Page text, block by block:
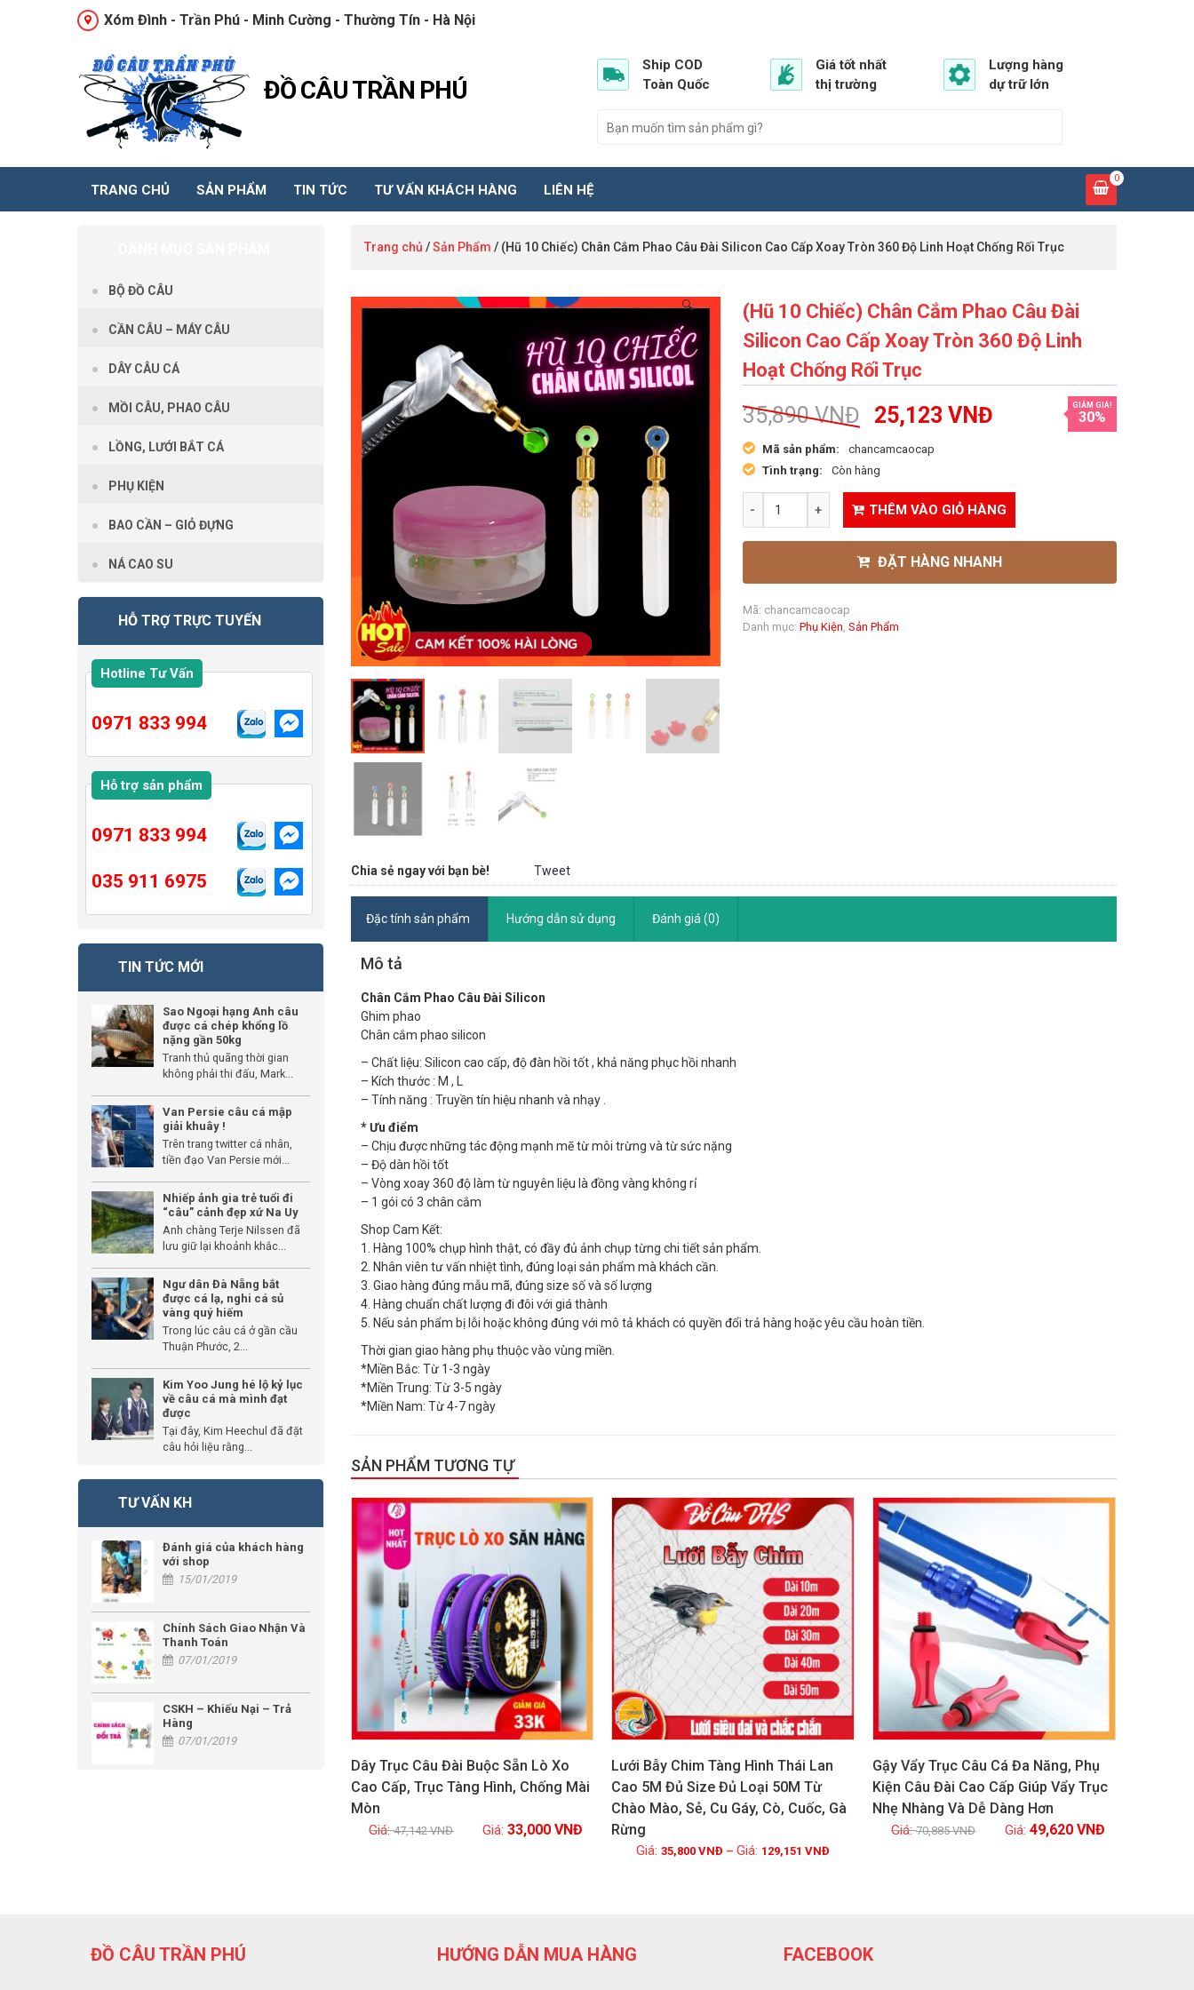
Xóm Đình - Trần Phú - Minh Cường - Thường Tín - Hà Nội
ĐỒ CÂU TRẦN PHÚ
Ship COD
Toàn Quốc
Giá tốt nhất
thị trường
Lượng hàng
dự trữ lớn
TRANG CHỦ SẢN PHẨM TIN TỨC TƯ VẤN KHÁCH HÀNG LIÊN HỆ
0
Trang chủ /Sản Phẩm / (Hũ 10 Chiếc) Chân Cắm Phao Câu Đài Silicon Cao Cấp Xoay Tròn 360 Độ Linh Hoạt Chống Rối Trục
🔍
(Hũ 10 Chiếc) Chân Cắm Phao Câu Đài
Silicon Cao Cấp Xoay Tròn 360 Độ Linh
Hoạt Chống Rối Trục
35,890VNĐ 25,123 VNĐ GIẢM GIÁ!
30%
Mã sản phẩm:
chancamcaocap
Tình trạng:
Còn hàng
THÊM VÀO GIỎ HÀNG
ĐẶT HÀNG NHANH
Mã: chancamcaocap
Danh mục: Phụ Kiện, Sản Phẩm
Chia sẻ ngay với bạn bè! Tweet
Đặc tính sản phẩm Hướng dẫn sử dụng Đánh giá (0)
Mô tả
Chân Cắm Phao Câu Đài Silicon
Ghim phao
Chân cắm phao silicon
– Chất liệu: Silicon cao cấp, độ đàn hồi tốt , khả năng phục hồi nhanh
– Kích thước : M , L
– Tính năng : Truyền tín hiệu nhanh và nhạy .
* Ưu điểm
– Chịu được những tác động mạnh mẽ từ môi trừng và từ sức nặng
– Độ dàn hồi tốt
– Vòng xoay 360 độ làm từ nguyên liệu là đồng vàng không rỉ
– 1 gói có 3 chân cắm
Shop Cam Kết:
1. Hàng 100% chụp hình thật, có đầy đủ ảnh chụp từng chi tiết sản phẩm.
2. Nhân viên tư vấn nhiệt tình, đúng loại sản phẩm mà khách cần.
3. Giao hàng đúng mẫu mã, đúng size số và số lượng
4. Hàng chuẩn chất lượng đi đôi với giá thành
5. Nếu sản phẩm bị lỗi hoặc không đúng với mô tả khách có quyền đổi trả hàng hoặc yêu cầu hoàn tiền.
Thời gian giao hàng phụ thuộc vào vùng miền.
*Miền Bắc: Từ 1-3 ngày
*Miền Trung: Từ 3-5 ngày
*Miền Nam: Từ 4-7 ngày
SẢN PHẨM TƯƠNG TỰ
GIẢM GIÁ!
Dây Trục Câu Đài Buộc Sẵn Lò Xo
Cao Cấp, Trục Tàng Hình, Chống Mài
Mòn
47,142VNĐ 33,000VNĐ
GIẢM GIÁ!
Xem chi tiết
Lưới Bẫy Chim Tàng Hình Thái Lan
Cao 5M Đủ Size Đủ Loại 50M Từ
Chào Mào, Sẻ, Cu Gáy, Cò, Cuốc, Gà
Rừng
35,800VNĐ – 129,151VNĐ
GIẢM GIÁ!
Xem chi tiết
Gậy Vẩy Trục Câu Cá Đa Năng, Phụ
Kiện Câu Đài Cao Cấp Giúp Vẩy Trục
Nhẹ Nhàng Và Dễ Dàng Hơn
70,885VNĐ 49,620VNĐ
BỘ ĐỒ CÂU
CẦN CÂU – MÁY CÂU
DÂY CÂU CÁ
MỒI CÂU, PHAO CÂU
LỒNG, LƯỚI BẮT CÁ
PHỤ KIỆN
BAO CẦN – GIỎ ĐỰNG
NÁ CAO SU
HỖ TRỢ TRỰC TUYẾN
Hotline Tư Vấn
0971 833 994
Hỗ trợ sản phẩm
0971 833 994
035 911 6975
TIN TỨC MỚI
Sao Ngoại hạng Anh câu
được cá chép khổng lồ
nặng gần 50kg
Tranh thủ quãng thời gian
không phải thi đấu, Mark...
Van Persie câu cá mập
giải khuây !
Trên trang twitter cá nhân,
tiền đạo Van Persie mới...
Nhiếp ảnh gia trẻ tuổi đi
“câu” cảnh đẹp xứ Na Uy
Anh chàng Terje Nilssen đã
lưu giữ lại khoảnh khắc...
Ngư dân Đà Nẵng bắt
được cá lạ, nghi cá sủ
vàng quý hiếm
Trong lúc câu cá ở gần cầu
Thuận Phước, 2...
Kim Yoo Jung hé lộ kỷ lục
về câu cá mà mình đạt
được
Tại đây, Kim Heechul đã đặt
câu hỏi liệu rằng...
TƯ VẤN KH
Đánh giá của khách hàng
với shop
15/01/2019
Chính Sách Giao Nhận Và
Thanh Toán
07/01/2019
CSKH – Khiếu Nại – Trả
Hàng
07/01/2019
ĐỒ CÂU TRẦN PHÚ HƯỚNG DẪN MUA HÀNG FACEBOOK